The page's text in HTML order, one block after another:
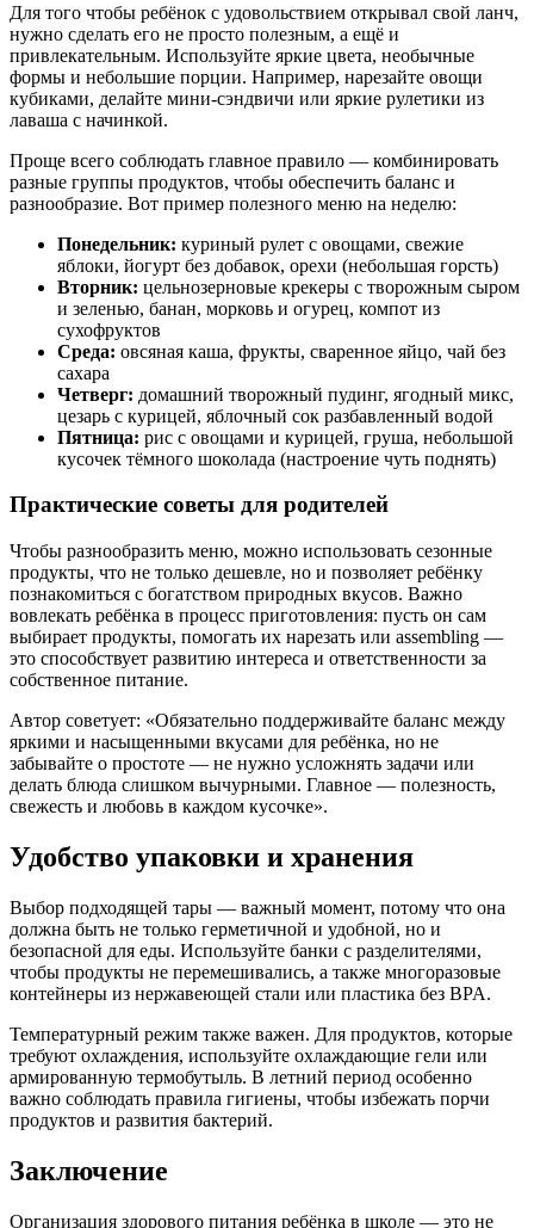
Для того чтобы ребёнок с удовольствием открывал свой ланч,
нужно сделать его не просто полезным, а ещё и
привлекательным. Используйте яркие цвета, необычные
формы и небольшие порции. Например, нарезайте овощи
кубиками, делайте мини-сэндвичи или яркие рулетики из
лаваша с начинкой.
Проще всего соблюдать главное правило — комбинировать
разные группы продуктов, чтобы обеспечить баланс и
разнообразие. Вот пример полезного меню на неделю:
Понедельник: куриный рулет с овощами, свежие
яблоки, йогурт без добавок, орехи (небольшая горсть)
Вторник: цельнозерновые крекеры с творожным сыром
и зеленью, банан, морковь и огурец, компот из
сухофруктов
Среда: овсяная каша, фрукты, сваренное яйцо, чай без
сахара
Четверг: домашний творожный пудинг, ягодный микс,
цезарь с курицей, яблочный сок разбавленный водой
Пятница: рис с овощами и курицей, груша, небольшой
кусочек тёмного шоколада (настроение чуть поднять)
Практические советы для родителей
Чтобы разнообразить меню, можно использовать сезонные
продукты, что не только дешевле, но и позволяет ребёнку
познакомиться с богатством природных вкусов. Важно
вовлекать ребёнка в процесс приготовления: пусть он сам
выбирает продукты, помогать их нарезать или assembling —
это способствует развитию интереса и ответственности за
собственное питание.
Автор советует: «Обязательно поддерживайте баланс между
яркими и насыщенными вкусами для ребёнка, но не
забывайте о простоте — не нужно усложнять задачи или
делать блюда слишком вычурными. Главное — полезность,
свежесть и любовь в каждом кусочке».
Удобство упаковки и хранения
Выбор подходящей тары — важный момент, потому что она
должна быть не только герметичной и удобной, но и
безопасной для еды. Используйте банки с разделителями,
чтобы продукты не перемешивались, а также многоразовые
контейнеры из нержавеющей стали или пластика без BPA.
Температурный режим также важен. Для продуктов, которые
требуют охлаждения, используйте охлаждающие гели или
армированную термобутыль. В летний период особенно
важно соблюдать правила гигиены, чтобы избежать порчи
продуктов и развития бактерий.
Заключение
Организация здорового питания ребёнка в школе — это не